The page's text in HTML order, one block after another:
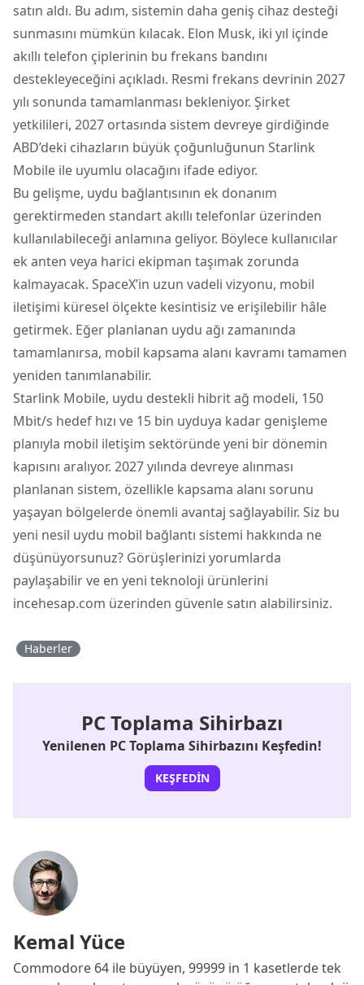
satın aldı. Bu adım, sistemin daha geniş cihaz desteği
sunmasını mümkün kılacak. Elon Musk, iki yıl içinde
akıllı telefon çiplerinin bu frekans bandını
destekleyeceğini açıkladı. Resmi frekans devrinin 2027
yılı sonunda tamamlanması bekleniyor. Şirket
yetkilileri, 2027 ortasında sistem devreye girdiğinde
ABD’deki cihazların büyük çoğunluğunun Starlink
Mobile ile uyumlu olacağını ifade ediyor.
Bu gelişme, uydu bağlantısının ek donanım
gerektirmeden standart akıllı telefonlar üzerinden
kullanılabileceği anlamına geliyor. Böylece kullanıcılar
ek anten veya harici ekipman taşımak zorunda
kalmayacak. SpaceX’in uzun vadeli vizyonu, mobil
iletişimi küresel ölçekte kesintisiz ve erişilebilir hâle
getirmek. Eğer planlanan uydu ağı zamanında
tamamlanırsa, mobil kapsama alanı kavramı tamamen
yeniden tanımlanabilir.
Starlink Mobile, uydu destekli hibrit ağ modeli, 150
Mbit/s hedef hızı ve 15 bin uyduya kadar genişleme
planıyla mobil iletişim sektöründe yeni bir dönemin
kapısını aralıyor. 2027 yılında devreye alınması
planlanan sistem, özellikle kapsama alanı sorunu
yaşayan bölgelerde önemli avantaj sağlayabilir. Siz bu
yeni nesil uydu mobil bağlantı sistemi hakkında ne
düşünüyorsunuz? Görüşlerinizi yorumlarda
paylaşabilir ve en yeni teknoloji ürünlerini
incehesap.com üzerinden güvenle satın alabilirsiniz.
Haberler
PC Toplama Sihirbazı
Yenilenen PC Toplama Sihirbazını Keşfedin!
KEŞFEDIN
Kemal Yüce
Commodore 64 ile büyüyen, 99999 in 1 kasetlerde tek